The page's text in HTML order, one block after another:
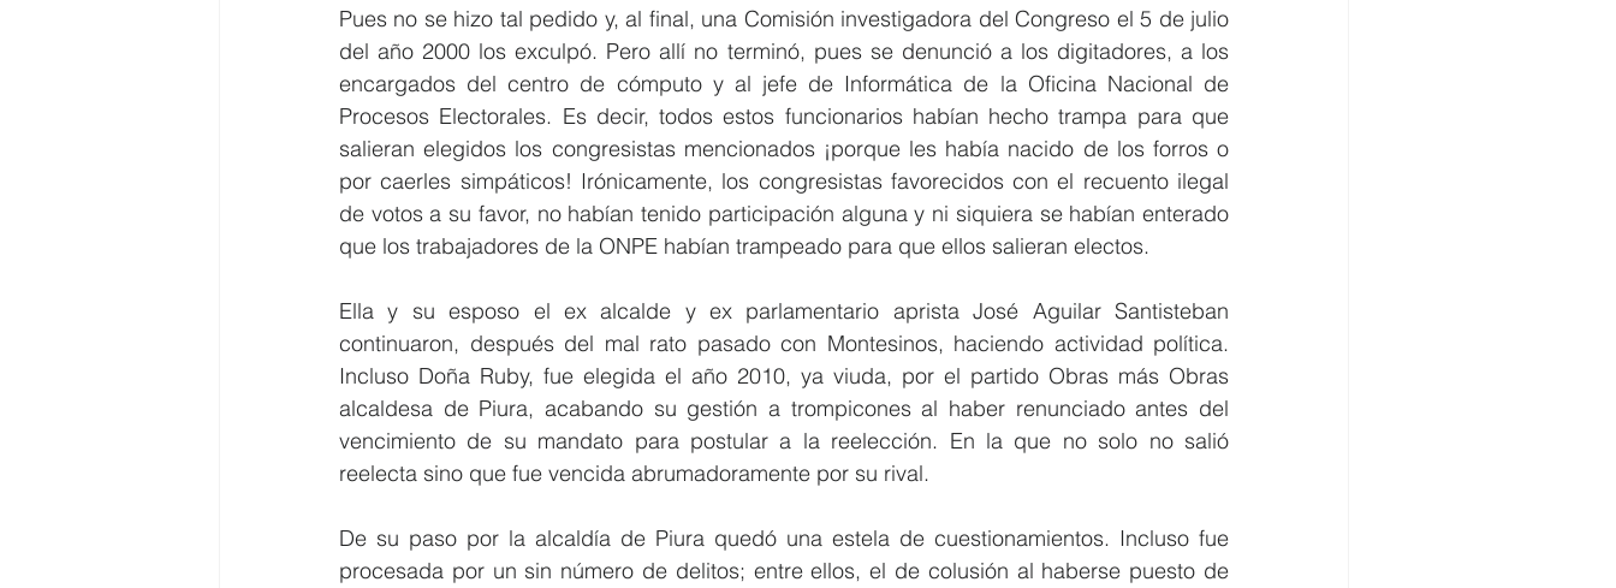
Pues no se hizo tal pedido y, al final, una Comisión investigadora del Congreso el 5 de julio
del año 2000 los exculpó. Pero allí no terminó, pues se denunció a los digitadores, a los
encargados del centro de cómputo y al jefe de Informática de la Oficina Nacional de
Procesos Electorales. Es decir, todos estos funcionarios habían hecho trampa para que
salieran elegidos los congresistas mencionados ¡porque les había nacido de los forros o
por caerles simpáticos! Irónicamente, los congresistas favorecidos con el recuento ilegal
de votos a su favor, no habían tenido participación alguna y ni siquiera se habían enterado
que los trabajadores de la ONPE habían trampeado para que ellos salieran electos.
Ella y su esposo el ex alcalde y ex parlamentario aprista José Aguilar Santisteban
continuaron, después del mal rato pasado con Montesinos, haciendo actividad política.
Incluso Doña Ruby, fue elegida el año 2010, ya viuda, por el partido Obras más Obras
alcaldesa de Piura, acabando su gestión a trompicones al haber renunciado antes del
vencimiento de su mandato para postular a la reelección. En la que no solo no salió
reelecta sino que fue vencida abrumadoramente por su rival.
De su paso por la alcaldía de Piura quedó una estela de cuestionamientos. Incluso fue
procesada por un sin número de delitos; entre ellos, el de colusión al haberse puesto de